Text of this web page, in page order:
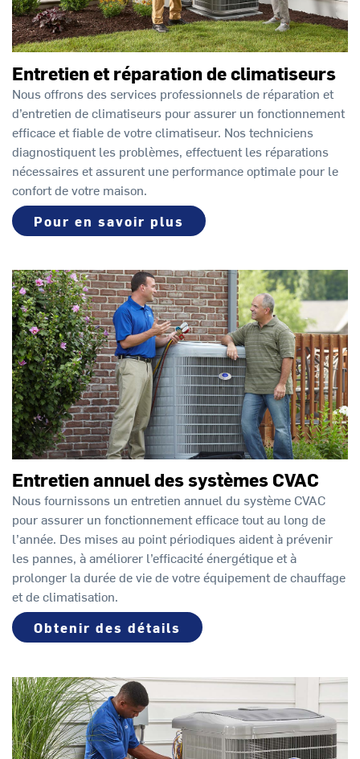
Entretien et réparation de climatiseurs
Nous offrons des services professionnels de réparation et
d’entretien de climatiseurs pour assurer un fonctionnement
efficace et fiable de votre climatiseur. Nos techniciens
diagnostiquent les problèmes, effectuent les réparations
nécessaires et assurent une performance optimale pour le
confort de votre maison.
Pour en savoir plus
Entretien annuel des systèmes CVAC
Nous fournissons un entretien annuel du système CVAC
pour assurer un fonctionnement efficace tout au long de
l’année. Des mises au point périodiques aident à prévenir
les pannes, à améliorer l’efficacité énergétique et à
prolonger la durée de vie de votre équipement de chauffage
et de climatisation.
Obtenir des détails